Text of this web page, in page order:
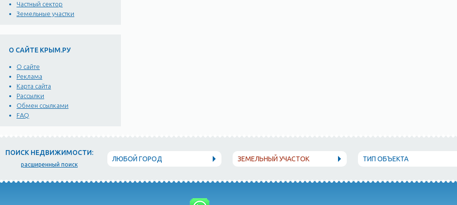
Частный сектор
Земельные участки
О САЙТЕ КРЫМ.РУ
О сайте
Реклама
Карта сайта
Рассылки
Обмен ссылками
FAQ
ПОИСК НЕДВИЖИМОСТИ:
расширенный поиск
ЛЮБОЙ ГОРОД ЗЕМЕЛЬНЫЙ УЧАСТОК ТИП ОБЪЕКТА